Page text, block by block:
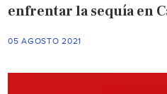
enfrentar la sequía en
05 AGOSTO 2021